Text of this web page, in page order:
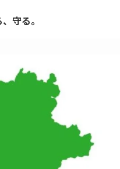
守る。